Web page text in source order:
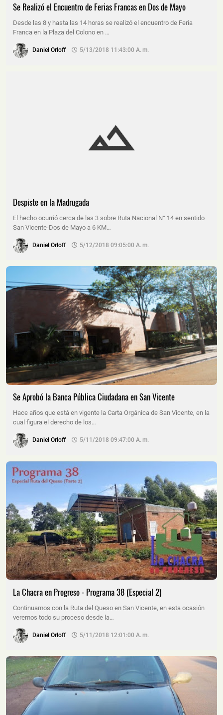
Se Realizó el Encuentro de Ferias Francas en Dos de Mayo
Desde las 8 y hasta las 14 horas se realizó el encuentro de Feria
Franca en la Plaza del Colono en …
Daniel Orloff 5/13/2018 11:43:00 A. M.
Despiste en la Madrugada
El hecho ocurrió cerca de las 3 sobre Ruta Nacional N° 14 en sentido
San Vicente-Dos de Mayo a 6 KM…
Daniel Orloff 5/12/2018 09:05:00 A. M.
Se Aprobó la Banca Pública Ciudadana en San Vicente
Hace años que está en vigente la Carta Orgánica de San Vicente, en la
cual figura el derecho de los…
Daniel Orloff 5/11/2018 09:47:00 A. M.
La Chacra en Progreso - Programa 38 (Especial 2)
Continuamos con la Ruta del Queso en San Vicente, en esta ocasión
veremos todo su proceso desde la…
Daniel Orloff 5/11/2018 12:01:00 A. M.